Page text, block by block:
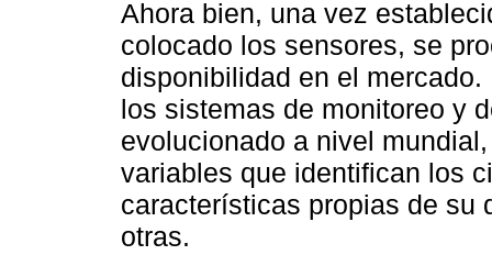
Ahora bien, una vez
colocado los sensores, se
disponibilidad en el
los sistemas de monitoreo y
evolucionado a nivel
variables que identifican los
características propias de su
otras.